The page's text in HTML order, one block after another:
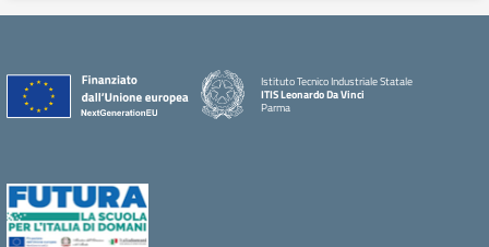
Istituto Tecnico Industriale Statale
ITIS Leonardo Da Vinci
Parma